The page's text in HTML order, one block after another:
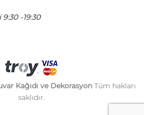
9:30 -19:30
Kağıdı ve DekorasyonTüm hakları
saklıdır.